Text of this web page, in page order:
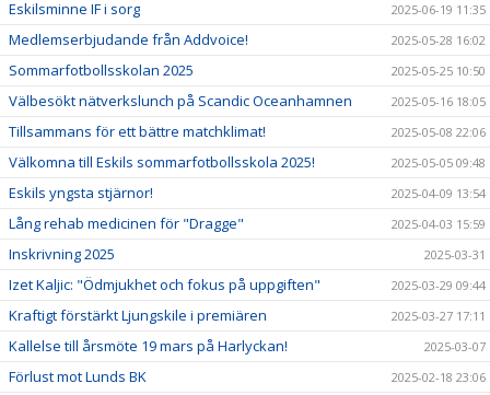
Eskilsminne IF i sorg 2025-06-19 11:35
Medlemserbjudande från Addvoice! 2025-05-28 16:02
Sommarfotbollsskolan 2025 2025-05-25 10:50
Välbesökt nätverkslunch på Scandic Oceanhamnen 2025-05-16 18:05
Tillsammans för ett bättre matchklimat! 2025-05-08 22:06
Välkomna till Eskils sommarfotbollsskola 2025! 2025-05-05 09:48
Eskils yngsta stjärnor! 2025-04-09 13:54
Lång rehab medicinen för "Dragge" 2025-04-03 15:59
Inskrivning 2025 2025-03-31
Izet Kaljic: "Ödmjukhet och fokus på uppgiften" 2025-03-29 09:44
Kraftigt förstärkt Ljungskile i premiären 2025-03-27 17:11
Kallelse till årsmöte 19 mars på Harlyckan! 2025-03-07
Förlust mot Lunds BK 2025-02-18 23:06